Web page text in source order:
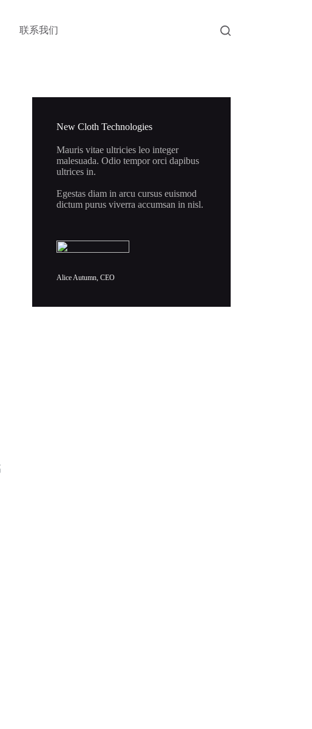
联系我们
New Cloth Technologies
Mauris vitae ultricies leo integer
malesuada. Odio tempor orci dapibus
ultrices in.
Egestas diam in arcu cursus euismod
dictum purus viverra accumsan in nisl.
Alice Autumn, CEO